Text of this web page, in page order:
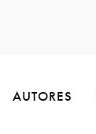
AUTORES